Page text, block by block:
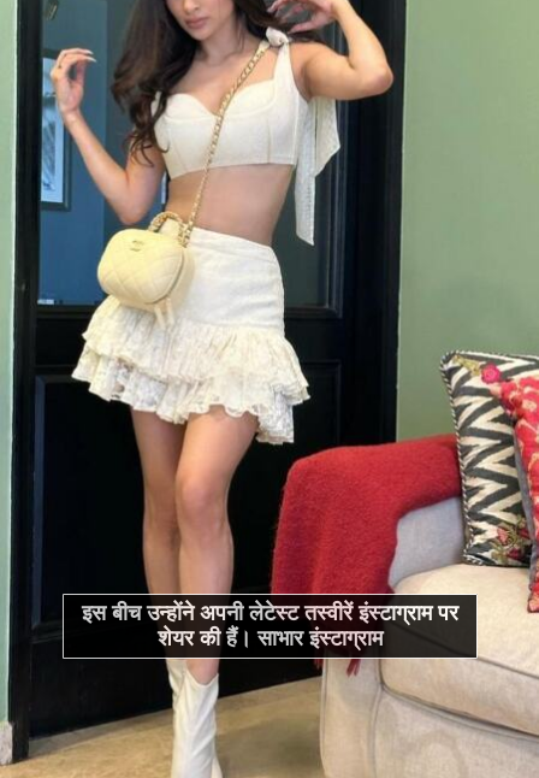
इस बीच उन्होंने अपनी लेटेस्ट तस्वीरें इंस्टाग्राम पर
शेयर की हैं। साभार इंस्टाग्राम